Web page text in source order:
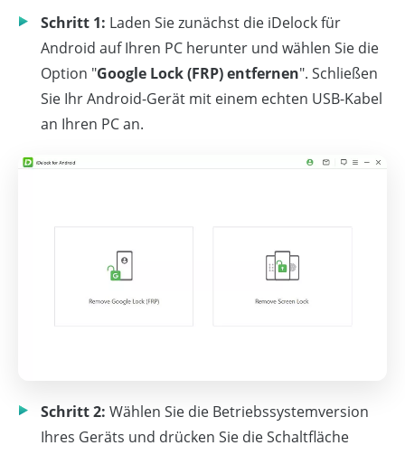
Schritt 1: Laden Sie zunächst die iDelock für
Android auf Ihren PC herunter und wählen Sie die
Option "Google Lock (FRP) entfernen". Schließen
Sie Ihr Android-Gerät mit einem echten USB-Kabel
an Ihren PC an.
Schritt 2: Wählen Sie die Betriebssystemversion
Ihres Geräts und drücken Sie die Schaltfläche